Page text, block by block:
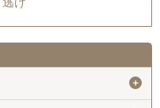
逃げ
＋